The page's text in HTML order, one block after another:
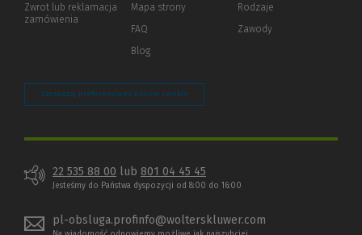
innej
Zwrot lub reklamacja
zamówienia
Mapa strony
FAQ
Blog
Rodzaje
Zawody
Zarządzaj preferencjami plików cookie
22 535 88 00 lub 801 04 45 45
Jesteśmy do Państwa dyspozycji od 8:00 do 16:00
pl-obsluga.profinfo@wolterskluwer.com